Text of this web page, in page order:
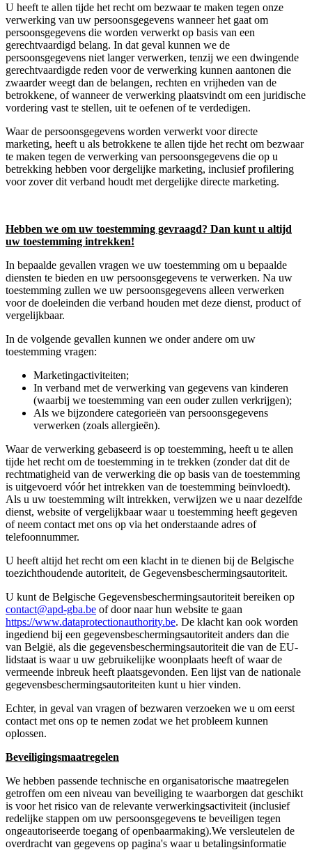
U heeft te allen tijde het recht om bezwaar te maken tegen onze
verwerking van uw persoonsgegevens wanneer het gaat om
persoonsgegevens die worden verwerkt op basis van een
gerechtvaardigd belang. In dat geval kunnen we de
persoonsgegevens niet langer verwerken, tenzij we een dwingende
gerechtvaardigde reden voor de verwerking kunnen aantonen die
zwaarder weegt dan de belangen, rechten en vrijheden van de
betrokkene, of wanneer de verwerking plaatsvindt om een juridische
vordering vast te stellen, uit te oefenen of te verdedigen.
Waar de persoonsgegevens worden verwerkt voor directe
marketing, heeft u als betrokkene te allen tijde het recht om bezwaar
te maken tegen de verwerking van persoonsgegevens die op u
betrekking hebben voor dergelijke marketing, inclusief profilering
voor zover dit verband houdt met dergelijke directe marketing.
Hebben we om uw toestemming gevraagd? Dan kunt u altijd
uw toestemming intrekken!
In bepaalde gevallen vragen we uw toestemming om u bepaalde
diensten te bieden en uw persoonsgegevens te verwerken. Na uw
toestemming zullen we uw persoonsgegevens alleen verwerken
voor de doeleinden die verband houden met deze dienst, product of
vergelijkbaar.
In de volgende gevallen kunnen we onder andere om uw
toestemming vragen:
Marketingactiviteiten;
In verband met de verwerking van gegevens van kinderen
(waarbij we toestemming van een ouder zullen verkrijgen);
Als we bijzondere categorieën van persoonsgegevens
verwerken (zoals allergieën).
Waar de verwerking gebaseerd is op toestemming, heeft u te allen
tijde het recht om de toestemming in te trekken (zonder dat dit de
rechtmatigheid van de verwerking die op basis van de toestemming
is uitgevoerd vóór het intrekken van de toestemming beïnvloedt).
Als u uw toestemming wilt intrekken, verwijzen we u naar dezelfde
dienst, website of vergelijkbaar waar u toestemming heeft gegeven
of neem contact met ons op via het onderstaande adres of
telefoonnummer.
U heeft altijd het recht om een klacht in te dienen bij de Belgische
toezichthoudende autoriteit, de Gegevensbeschermingsautoriteit.
U kunt de Belgische Gegevensbeschermingsautoriteit bereiken op
contact@apd-gba.be of door naar hun website te gaan
https://www.dataprotectionauthority.be. De klacht kan ook worden
ingediend bij een gegevensbeschermingsautoriteit anders dan die
van België, als die gegevensbeschermingsautoriteit die van de EU-
lidstaat is waar u uw gebruikelijke woonplaats heeft of waar de
vermeende inbreuk heeft plaatsgevonden. Een lijst van de nationale
gegevensbeschermingsautoriteiten kunt u hier vinden.
Echter, in geval van vragen of bezwaren verzoeken we u om eerst
contact met ons op te nemen zodat we het probleem kunnen
oplossen.
Beveiligingsmaatregelen
We hebben passende technische en organisatorische maatregelen
getroffen om een niveau van beveiliging te waarborgen dat geschikt
is voor het risico van de relevante verwerkingsactiviteit (inclusief
redelijke stappen om uw persoonsgegevens te beveiligen tegen
ongeautoriseerde toegang of openbaarmaking).We versleutelen de
overdracht van gegevens op pagina's waar u betalingsinformatie